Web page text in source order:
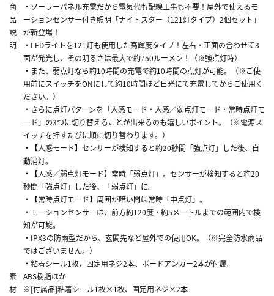
商
品
説
明
・ソーラーパネル充電だから電気代も配線工事も不要！屋外で使えるモ
ーションセンサー付き照明「ナイトスター（121灯タイプ）2個セット」
が新登場！
・LEDライトを121灯も使用した高輝度タイプ！左右・正面の合わせて3
面が発光し、その明るさは最大で約750ルーメン！（※強点灯時）
・また、弱点灯なら約10時間の充電で約10時間の点灯が可能。（※ご使
用前にスイッチをONにして約10時間ほど日光にて充電してからご使用く
ださい。）
・さらに点灯パターンを「人感モード・人感／弱点灯モード・常時点灯モ
ード」の3つに切り替えることが出来るのも嬉しいポイント。（※電源ス
イッチを押すたびに順に切り替わります。）
・【人感モード】センサーが検知すると約20秒間「強点灯」した後、自
動消灯。
・【人感／弱点灯モード】常時「弱点灯」。センサーが検知すると約20
秒間「強点灯」した後、「弱点灯」に。
・【常時点灯モード】周囲が暗い間は常時「中点灯」。
・モーションセンサーは、前方約120度・約5メートルまでの範囲内で検
知が可能。
・IPX3の防雨型だから、玄関先など屋外での使用OK。（※完全防水商品
ではございません。）
・粘着シール1枚、固定用ネジ2本、ボードアンカー2本が付属。
素
材
ABS樹脂ほか
※[付属品]粘着シール1枚×1枚、固定用ネジ×2本